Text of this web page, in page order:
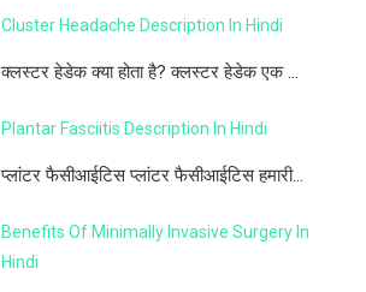
Cluster Headache Description In Hindi
क्लस्टर हेडेक क्या होता है? क्लस्टर हेडेक एक ...
Plantar Fasciitis Description In Hindi
प्लांटर फैसीआईटिस प्लांटर फैसीआईटिस हमारी...
Benefits Of Minimally Invasive Surgery In
Hindi